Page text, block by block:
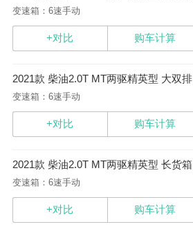
变速箱：6速手动
+对比 购车计算
2021款 柴油2.0T MT两驱精英型 大双排
变速箱：6速手动
+对比 购车计算
2021款 柴油2.0T MT两驱精英型 长货箱
变速箱：6速手动
+对比 购车计算